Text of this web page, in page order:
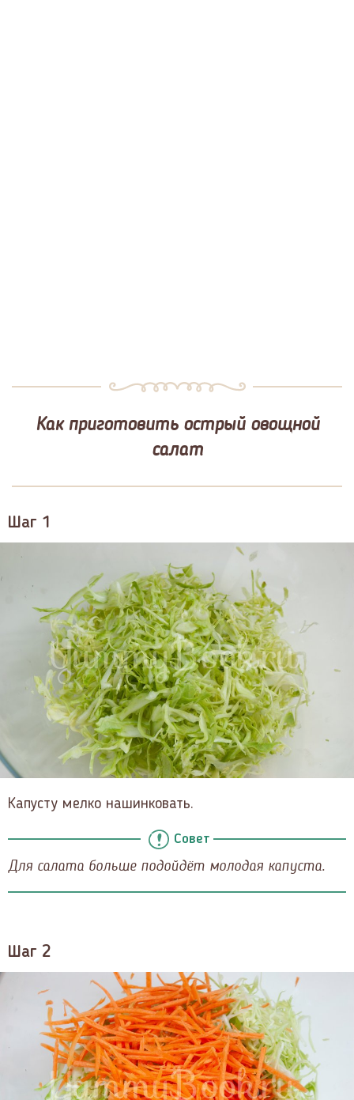
Как приготовить острый овощной
салат
Шаг 1
Капусту мелко нашинковать.
Совет
Для салата больше подойдёт молодая капуста.
Шаг 2